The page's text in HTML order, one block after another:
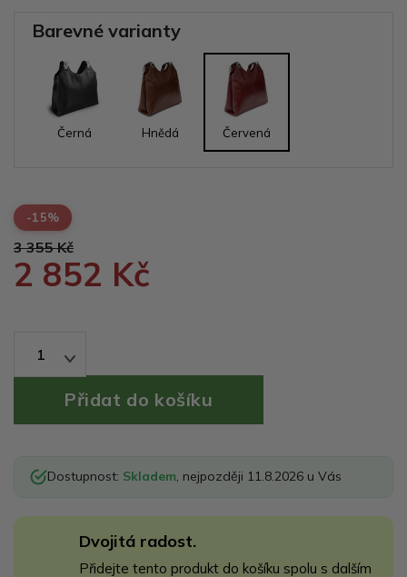
Barevné varianty
Černá Hnědá Červená
-15%
3 355 Kč
2 852 Kč
1
Dostupnost: Skladem, nejpozději 11.8.2026 u Vás
Dvojitá radost.
Přidejte tento produkt do košíku spolu s dalším